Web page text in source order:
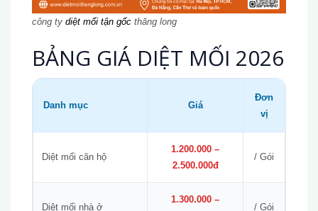
công ty diệt mối tận gốc thăng long
BẢNG GIÁ DIỆT MỐI 2026
Danh mục Giá
Đơn
vị
Diệt mối căn hộ
1.200.000 –
2.500.000đ
/ Gói
Diệt mối nhà ở
1.300.000 –
/ Gói